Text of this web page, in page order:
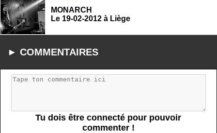
MONARCH
Le 19-02-2012 à Liège
► COMMENTAIRES
Tu dois être connecté pour pouvoir
commenter !